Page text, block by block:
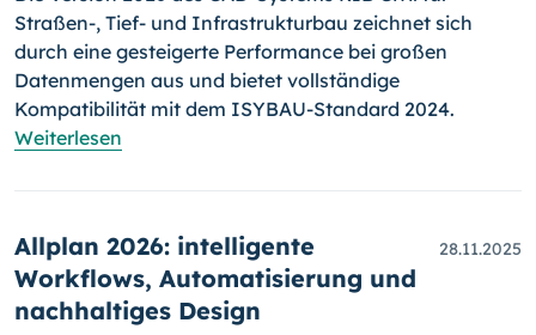
Straßen-, Tief- und Infrastrukturbau zeichnet sich
durch eine gesteigerte Performance bei großen
Datenmengen aus und bietet vollständige
Kompatibilität mit dem ISYBAU-Standard 2024.
Weiterlesen
Allplan 2026: intelligente
Workflows, Automatisierung und
nachhaltiges Design
28.11.2025